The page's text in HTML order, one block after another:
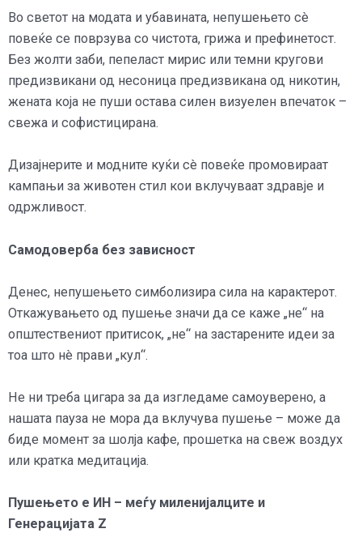
Во светот на модата и убавината, непушењето сè
повеќе се поврзува со чистота, грижа и префинетост.
Без жолти заби, пепеласт мирис или темни кругови
предизвикани од несоница предизвикана од никотин,
жената која не пуши остава силен визуелен впечаток –
свежа и софистицирана.
Дизајнерите и модните куќи сè повеќе промовираат
кампањи за животен стил кои вклучуваат здравје и
одржливост.
Самодоверба без зависност
Денес, непушењето симболизира сила на карактерот.
Откажувањето од пушење значи да се каже „не“ на
општествениот притисок, „не“ на застарените идеи за
тоа што нè прави „кул“.
Не ни треба цигара за да изгледаме самоуверено, а
нашата пауза не мора да вклучува пушење – може да
биде момент за шолја кафе, прошетка на свеж воздух
или кратка медитација.
Пушењето е ИН – меѓу миленијалците и
Генерацијата Z